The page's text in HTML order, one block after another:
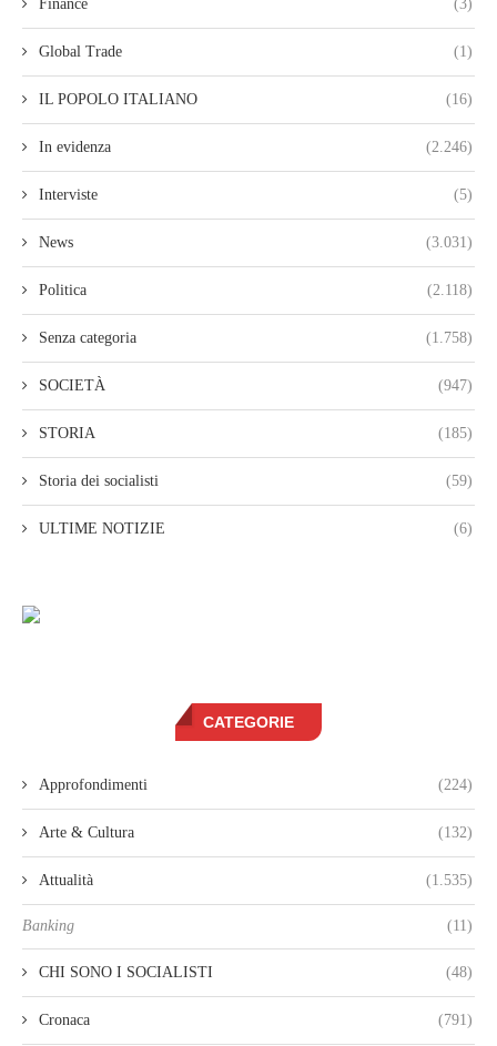
Finance (3)
Global Trade (1)
IL POPOLO ITALIANO (16)
In evidenza (2.246)
Interviste (5)
News (3.031)
Politica (2.118)
Senza categoria (1.758)
SOCIETÀ (947)
STORIA (185)
Storia dei socialisti (59)
ULTIME NOTIZIE (6)
CATEGORIE
Approfondimenti (224)
Arte & Cultura (132)
Attualità (1.535)
Banking (11)
CHI SONO I SOCIALISTI (48)
Cronaca (791)